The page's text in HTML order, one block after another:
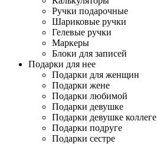
Ручки подарочные
Шариковые ручки
Гелевые ручки
Маркеры
Блоки для записей
Подарки для нее
Подарки для женщин
Подарки жене
Подарки любимой
Подарки девушке
Подарки девушке коллеге
Подарки подруге
Подарки сестре